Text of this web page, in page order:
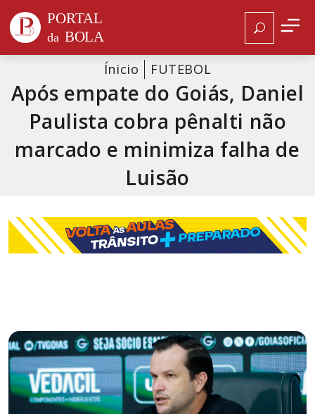
Ínicio FUTEBOL
Após empate do Goiás, Daniel
Paulista cobra pênalti não
marcado e minimiza falha de
Luisão